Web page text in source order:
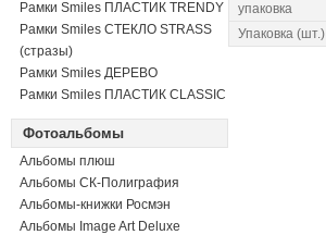
Рамки Smiles ПЛАСТИК TRENDY
Рамки Smiles СТЕКЛО STRASS
(стразы)
Рамки Smiles ДЕРЕВО
Рамки Smiles ПЛАСТИК CLASSIC
Фотоальбомы
Альбомы плюш
Альбомы СК-Полиграфия
Альбомы-книжки Росмэн
Альбомы Image Art Deluxe
упаковка
Упаковка (шт.)